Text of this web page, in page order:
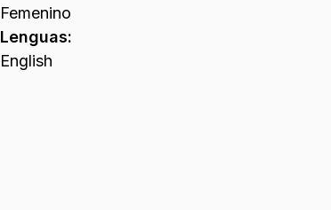
Femenino
Lenguas:
English